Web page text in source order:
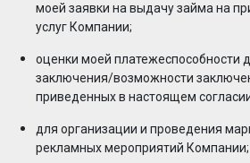
моей заявки на выдачу займа на
услуг Компании;
оценки моей платежеспособности
заключения/возможности
приведенных в настоящем
для организации и проведения
рекламных мероприятий Компании;